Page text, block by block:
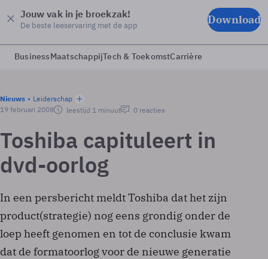
Jouw vak in je broekzak!
De beste leeservaring met de app Download
BusinessMaatschappijTech & ToekomstCarrière
Nieuws
Leiderschap
19 februari 2008
leestijd 1 minuut 0 reacties
Toshiba capituleert in
dvd-oorlog
In een persbericht meldt Toshiba dat het zijn
product(strategie) nog eens grondig onder de
loep heeft genomen en tot de conclusie kwam
dat de formatoorlog voor de nieuwe generatie